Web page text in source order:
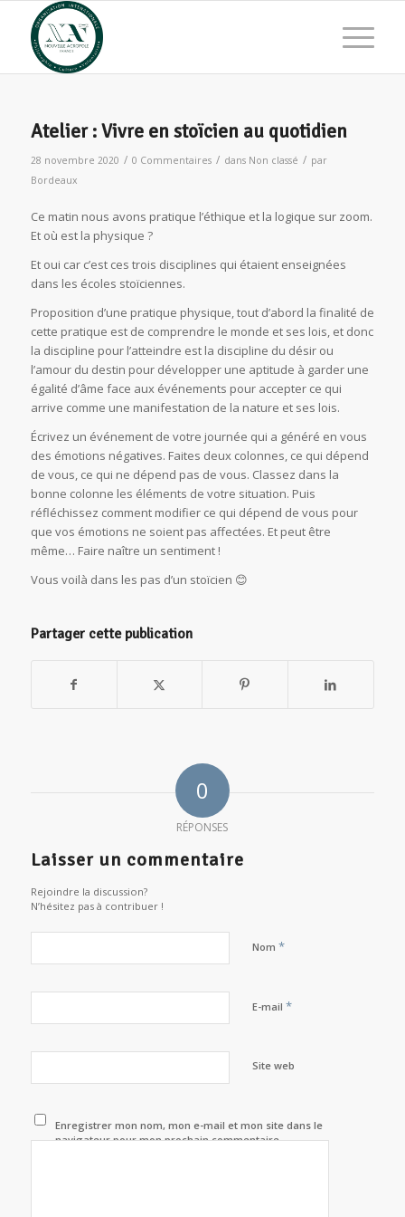
Atelier : Vivre en stoïcien au quotidien
28 novembre 2020 / 0 Commentaires / dans Non classé / par
Bordeaux
Ce matin nous avons pratique l’éthique et la logique sur zoom.
Et où est la physique ?
Et oui car c’est ces trois disciplines qui étaient enseignées
dans les écoles stoïciennes.
Proposition d’une pratique physique, tout d’abord la finalité de
cette pratique est de comprendre le monde et ses lois, et donc
la discipline pour l’atteindre est la discipline du désir ou
l’amour du destin pour développer une aptitude à garder une
égalité d’âme face aux événements pour accepter ce qui
arrive comme une manifestation de la nature et ses lois.
Écrivez un événement de votre journée qui a généré en vous
des émotions négatives. Faites deux colonnes, ce qui dépend
de vous, ce qui ne dépend pas de vous. Classez dans la
bonne colonne les éléments de votre situation. Puis
réfléchissez comment modifier ce qui dépend de vous pour
que vos émotions ne soient pas affectées. Et peut être
même… Faire naître un sentiment !
Vous voilà dans les pas d’un stoïcien 😊
Partager cette publication
0
RÉPONSES
Laisser un commentaire
Rejoindre la discussion?
N’hésitez pas à contribuer !
Nom *
E-mail *
Site web
Enregistrer mon nom, mon e-mail et mon site dans le
navigateur pour mon prochain commentaire.